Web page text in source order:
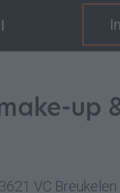
up
VC Breukelen